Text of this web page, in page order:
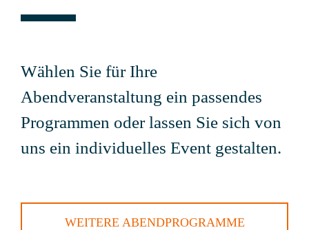
Wählen Sie für Ihre
Abendveranstaltung ein passendes
Programmen oder lassen Sie sich von
uns ein individuelles Event gestalten.
WEITERE ABENDPROGRAMME